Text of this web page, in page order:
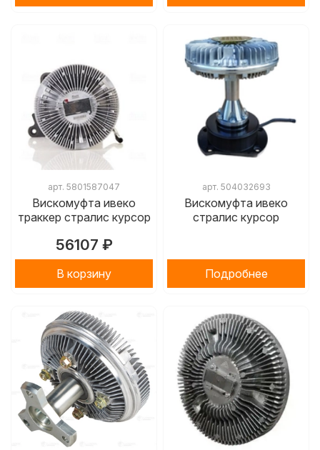
арт. 5801587047
Вискомуфта ивеко
траккер стралис курсор
56107 ₽
В корзину
арт. 504032693
Вискомуфта ивеко
стралис курсор
Подробнее